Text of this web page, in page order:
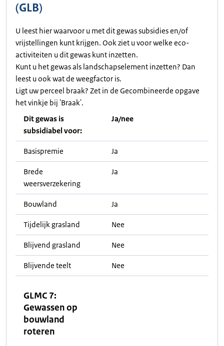
(GLB)
U leest hier waarvoor u met dit gewas subsidies en/of
vrijstellingen kunt krijgen. Ook ziet u voor welke eco-
activiteiten u dit gewas kunt inzetten.
Kunt u het gewas als landschapselement inzetten? Dan
leest u ook wat de weegfactor is.
Ligt uw perceel braak? Zet in de Gecombineerde opgave
het vinkje bij 'Braak'.
Dit gewas is
subsidiabel voor:
Ja/nee
Basispremie Ja
Brede
weersverzekering
Ja
Bouwland Ja
Tijdelijk grasland Nee
Blijvend grasland Nee
Blijvende teelt Nee
GLMC 7:
Gewassen op
bouwland
roteren